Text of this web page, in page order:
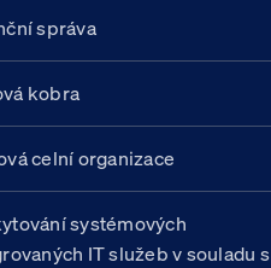
správa
kobra
celní organizace
systémových
IT služeb v souladu s